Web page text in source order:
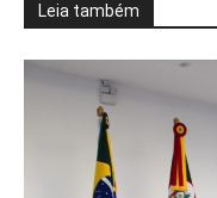
Leia também